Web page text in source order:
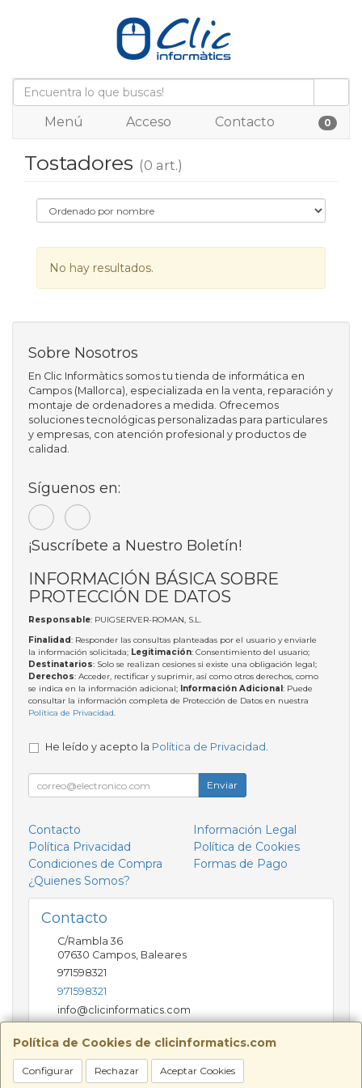
Menú Acceso Contacto 0
Tostadores (0 art.)
No hay resultados.
Política de Cookies de clicinformatics.com
Configurar Rechazar Aceptar Cookies
Sobre Nosotros
En Clic Informàtics somos tu tienda de informática en
Campos (Mallorca), especializada en la venta, reparación y
montaje de ordenadores a medida. Ofrecemos
soluciones tecnológicas personalizadas para particulares
y empresas, con atención profesional y productos de
calidad.
Síguenos en:
¡Suscríbete a Nuestro Boletín!
INFORMACIÓN BÁSICA SOBRE
PROTECCIÓN DE DATOS
Responsable: PUIGSERVER-ROMAN, S.L.
Finalidad: Responder las consultas planteadas por el usuario y enviarle
la información solicitada; Legitimación: Consentimiento del usuario;
Destinatarios: Solo se realizan cesiones si existe una obligación legal;
Derechos: Acceder, rectificar y suprimir, así como otros derechos, como
se indica en la información adicional; Información Adicional: Puede
consultar la información completa de Protección de Datos en nuestra
Política de Privacidad.
He leído y acepto la Política de Privacidad .
Enviar
Contacto
Información Legal
Política Privacidad
Política de Cookies
Condiciones de Compra
Formas de Pago
¿Quienes Somos?
Contacto
C/Rambla 36
07630 Campos, Baleares
971598321
971598321
info@clicinformatics.com
Horario